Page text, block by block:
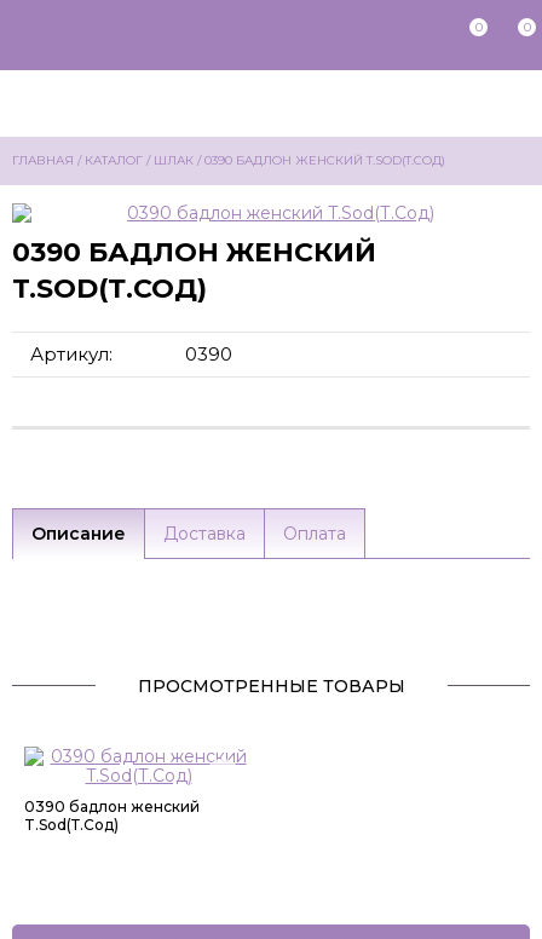
0
0
ГЛАВНАЯ / КАТАЛОГ / ШЛАК /0390 БАДЛОН ЖЕНСКИЙ T.SOD(Т.СОД)
0390 БАДЛОН ЖЕНСКИЙ
T.SOD(Т.СОД)
Артикул: 0390
Описание Доставка Оплата
ПРОСМОТРЕННЫЕ ТОВАРЫ
0390 бадлон женский
T.Sod(Т.Сод)